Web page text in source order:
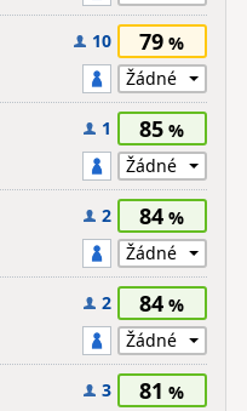
10 79
1 85
2 84
2 84
3 81